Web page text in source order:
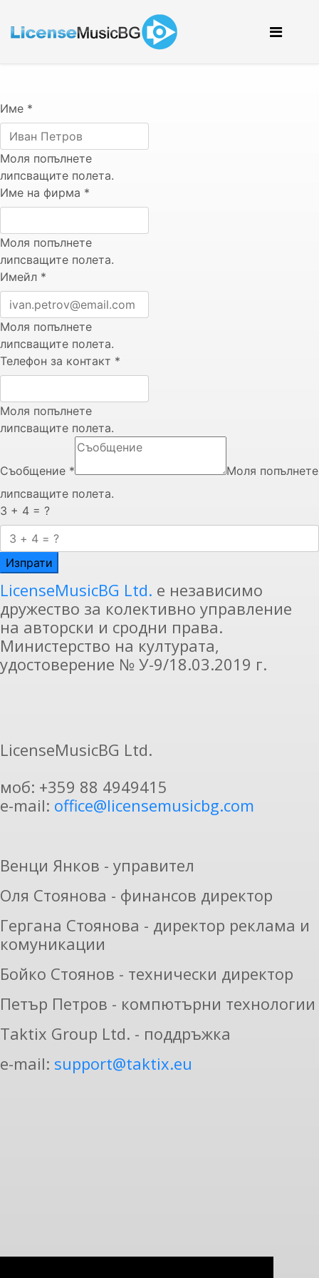
Име *
Моля попълнете
липсващите полета.
Име на фирма *
Моля попълнете
липсващите полета.
Имейл *
Моля попълнете
липсващите полета.
Телефон за контакт *
Моля попълнете
липсващите полета.
Съобщение *
Моля попълнете
липсващите полета.
3 + 4 = ?
Изпрати
LicenseMusicBG Ltd. е независимо
дружество за колективно управление
на авторски и сродни права.
Министерство на културата,
удостоверение № У-9/18.03.2019 г.
LicenseMusicBG Ltd.
моб: +359 88 4949415
e-mail: office@licensemusicbg.com
Венци Янков - управител
Оля Стоянова - финансов директор
Гергана Стоянова - директор реклама и
комуникации
Бойко Стоянов - технически директор
Петър Петров - компютърни технологии
Taktix Group Ltd. - поддръжка
e-mail: support@taktix.eu